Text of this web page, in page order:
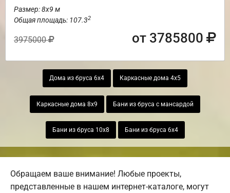
Размер: 8х9 м
Общая площадь: 107.32
3975000 от 3785800
Дома из бруса 6х4 Каркасные дома 4х5
Каркасные дома 8х9 Бани из бруса с мансардой
Бани из бруса 10х8 Бани из бруса 6х4
Обращаем ваше внимание! Любые проекты,
представленные в нашем интернет-каталоге, могут